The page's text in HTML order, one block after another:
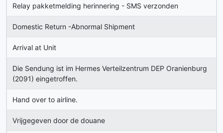
Relay pakketmelding herinnering - SMS verzonden
Domestic Return -Abnormal Shipment
Arrival at Unit
Die Sendung ist im Hermes Verteilzentrum DEP Oranienburg
(2091) eingetroffen.
Hand over to airline.
Vrijgegeven door de douane